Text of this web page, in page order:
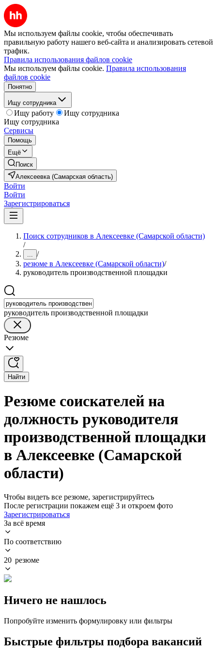
Мы используем файлы cookie, чтобы обеспечивать
правильную работу нашего веб-сайта и анализировать сетевой
трафик.
Правила использования файлов cookie
Мы используем файлы cookie. Правила использования
файлов cookie
Понятно
Ищу сотрудника
Ищу работу
Ищу сотрудника
Ищу сотрудника
Сервисы
Помощь
Ещё
Поиск
Алексеевка (Самарская область)
Войти
Войти
Зарегистрироваться
Поиск сотрудников в Алексеевке (Самарской области)
/
... /
резюме в Алексеевке (Самарской области)/
руководитель производственной площадки
руководитель производственной площадки
Резюме
Найти
Резюме соискателей на
должность руководителя
производственной площадки
в Алексеевке (Самарской
области)
Чтобы видеть все резюме, зарегистрируйтесь
После регистрации покажем ещё 3 и откроем фото
Зарегистрироваться
За всё время
По соответствию
20 резюме
Ничего не нашлось
Попробуйте изменить формулировку или фильтры
Быстрые фильтры подбора вакансий